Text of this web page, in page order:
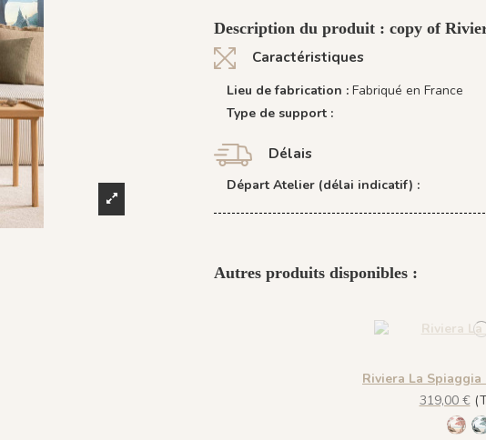
Description du produit : copy of
Caractéristiques
Lieu de fabrication : Fabriqué en France
Type de support :
Délais
Départ Atelier (délai indicatif) :
Autres produits disponibles :
Riviera La
319,00 €